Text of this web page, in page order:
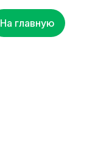
На главную